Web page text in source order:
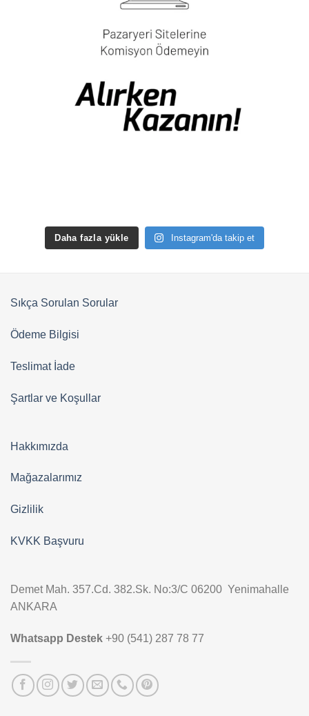
Daha fazla yükle Instagram'da takip et
Sıkça Sorulan Sorular
Ödeme Bilgisi
Teslimat İade
Şartlar ve Koşullar
Hakkımızda
Mağazalarımız
Gizlilik
KVKK Başvuru
Demet Mah. 357.Cd. 382.Sk. No:3/C 06200 Yenimahalle
ANKARA
Whatsapp Destek +90 (541) 287 78 77